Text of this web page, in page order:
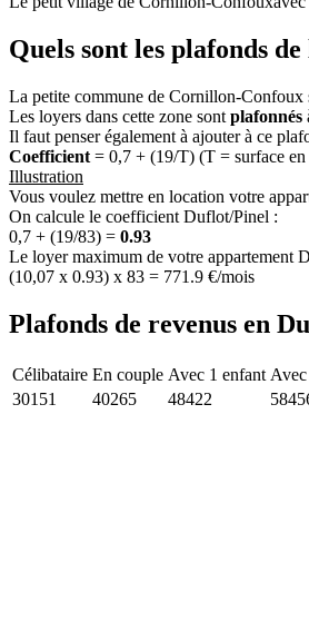
Quels sont les plafonds
La petite commune de Cornillon-Confoux
Les loyers dans cette zone sont plafonnés
Il faut penser également à ajouter à ce
Coefficient = 0,7 + (19/T) (T = surface en
Illustration
Vous voulez mettre en location votre
On calcule le coefficient Duflot/Pinel :
0,7 + (19/83) = 0.93
Le loyer maximum de votre appartement
(10,07 x 0.93) x 83 = 771.9 €/mois
Plafonds de revenus en
Célibataire En couple Avec 1 enfant
30151
40265 48422